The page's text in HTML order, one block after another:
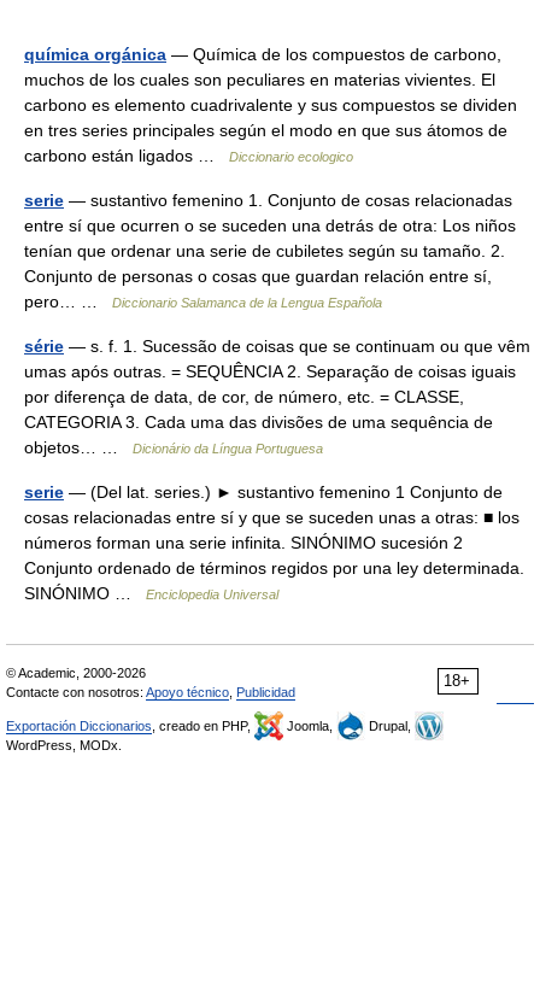
química orgánica — Química de los compuestos de carbono,
muchos de los cuales son peculiares en materias vivientes. El
carbono es elemento cuadrivalente y sus compuestos se dividen
en tres series principales según el modo en que sus átomos de
carbono están ligados …
Diccionario ecologico
serie — sustantivo femenino 1. Conjunto de cosas relacionadas
entre sí que ocurren o se suceden una detrás de otra: Los niños
tenían que ordenar una serie de cubiletes según su tamaño. 2.
Conjunto de personas o cosas que guardan relación entre sí,
pero… …
Diccionario Salamanca de la Lengua Española
série — s. f. 1. Sucessão de coisas que se continuam ou que vêm
umas após outras. = SEQUÊNCIA 2. Separação de coisas iguais
por diferença de data, de cor, de número, etc. = CLASSE,
CATEGORIA 3. Cada uma das divisões de uma sequência de
objetos… …
Dicionário da Língua Portuguesa
serie — (Del lat. series.) ► sustantivo femenino 1 Conjunto de
cosas relacionadas entre sí y que se suceden unas a otras: ■ los
números forman una serie infinita. SINÓNIMO sucesión 2
Conjunto ordenado de términos regidos por una ley determinada.
SINÓNIMO …
Enciclopedia Universal
18+
© Academic, 2000-2026
Contacte con nosotros: Apoyo técnico Publicidad
Exportación Diccionarios , creado en PHP, Joomla,
Drupal,
WordPress, MODx.